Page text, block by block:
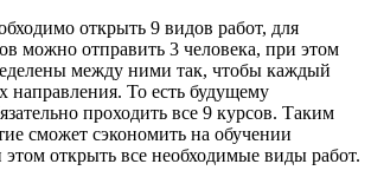
открыть 9 видов работ, для
можно отправить 3 человека, при этом
между ними так, чтобы каждый
направления. То есть будущему
проходить все 9 курсов. Таким
сможет сэкономить на обучении
открыть все необходимые виды работ.